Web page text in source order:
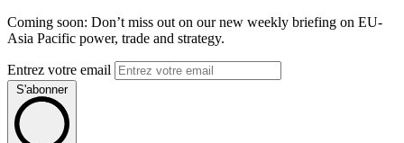
Coming soon: Don’t miss out on our new weekly briefing on EU-
Asia Pacific power, trade and strategy.
Entrez votre email
S'abonner